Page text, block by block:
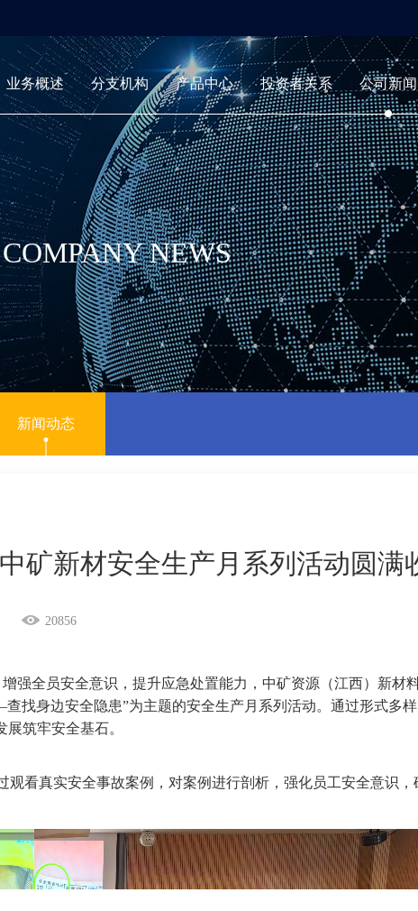
业务概述 分支机构 产品中心 投资者关系 公司新闻
COMPANY NEWS
新闻动态
矿新材安全生产月系列活动圆满
20856
强全员安全意识，提升应急处置能力，中矿资源（江西）新材
找身边安全隐患”为主题的安全生产月系列活动。通过形式多
筑牢安全基石。
看真实安全事故案例，对案例进行剖析，强化员工安全意识，